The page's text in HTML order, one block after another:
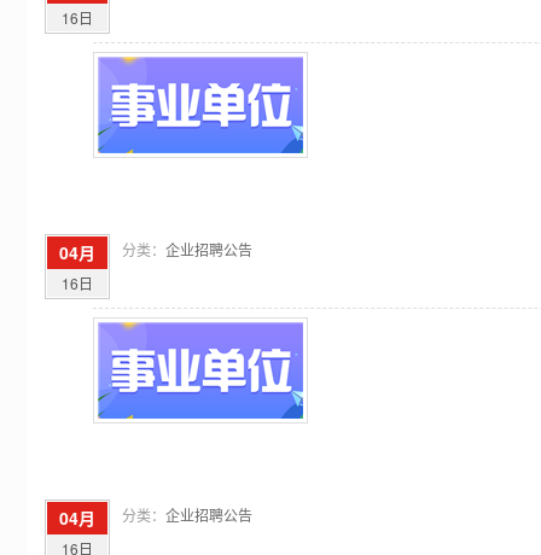
16日
04月
16日
分类： 企业招聘公告
04月
16日
分类： 企业招聘公告